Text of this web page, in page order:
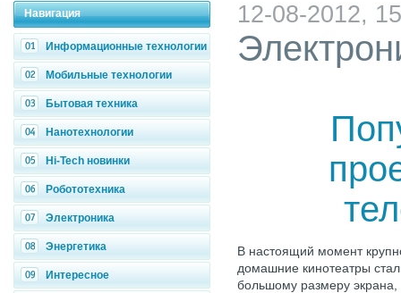
Навигация
Информационные технологии
Мобильные технологии
Бытовая техника
Нанотехнологии
Hi-Tech новинки
Робототехника
Электроника
Энергетика
Интересное
12-08-2012,
В настоящий момент
домашние кинотеатры
большому размеру экрана,